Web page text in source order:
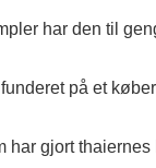
har den til
på et
har gjort thaiernes